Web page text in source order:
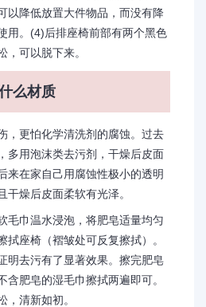
以降低放置大件物品，而没有降
用。(4)后排座椅前部有两个黑色
，可以脱下来。
么材质
更怕化学清洗剂的腐蚀。过去
多用泡沫类去污剂，干燥后皮面
来在家自己用腐蚀性极小的透明
干燥后皮面柔软有光泽。
巾温水浸泡，将肥皂适量均匀
拭座椅（褶皱处可反复擦拭）。
明去污有了显著效果。擦完肥皂
含肥皂的湿毛巾擦拭两遍即可。
，清新如初。